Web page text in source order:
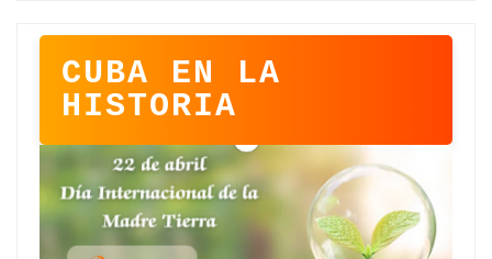
CUBA EN LA
HISTORIA